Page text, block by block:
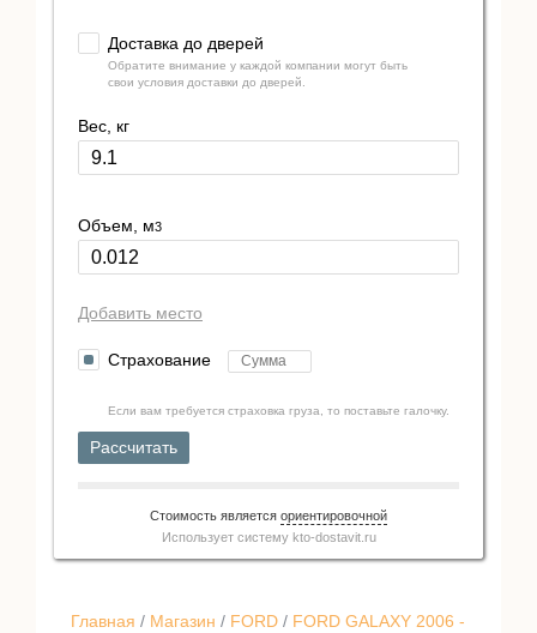
Главная / Магазин / FORD / FORD GALAXY 2006 -
Доставка до дверей
Обратите внимание у каждой компании могут быть
свои условия доставки до дверей.
Вес, кг
Объем, м3
Добавить место
Страхование
Если вам требуется страховка груза, то поставьте галочку.
Рассчитать
Стоимость является ориентировочной
Использует систему kto-dostavit.ru